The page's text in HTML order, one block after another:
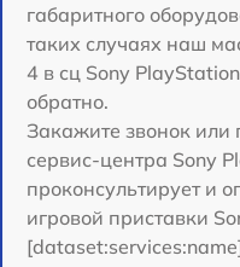
габаритного
таких случаях наш
4 в сц Sony
обратно.
Закажите звонок или
сервис-центра Sony
проконсультирует и
игровой приставки